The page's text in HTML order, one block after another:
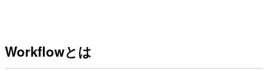
Workflowとは